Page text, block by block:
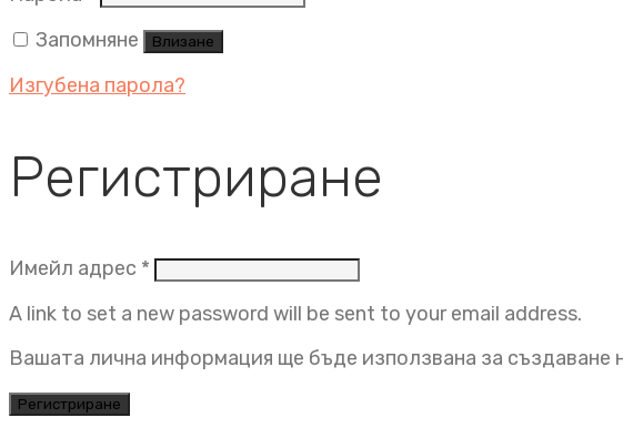
Запомняне
Влизане
Изгубена парола?
Регистриране
Имейл адрес * Задължително
A link to set a new password will be sent to your email address.
Вашата лична информация ще бъде използвана за създаване
Регистриране